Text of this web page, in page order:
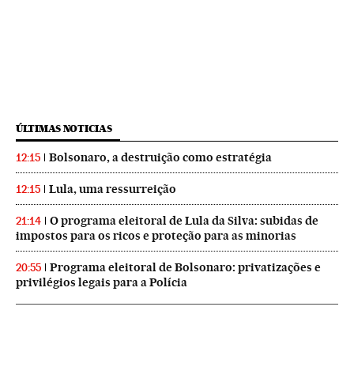
ÚLTIMAS NOTICIAS
12:15 Bolsonaro, a destruição como estratégia
12:15 Lula, uma ressurreição
21:14
O programa eleitoral de Lula da Silva: subidas de
impostos para os ricos e proteção para as minorias
20:55
Programa eleitoral de Bolsonaro: privatizações e
privilégios legais para a Polícia